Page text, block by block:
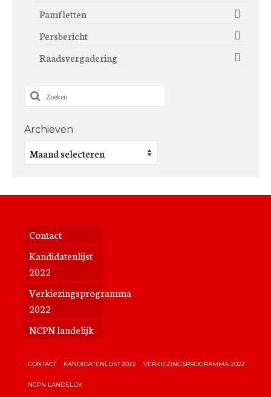
Pamfletten
Persbericht
Raadsvergadering
Zoeken
naar:
Archieven
Archieven
Contact
Kandidatenlijst
2022
Verkiezingsprogramma
2022
NCPN landelijk
CONTACT KANDIDATENLIJST 2022 VERKIEZINGSPROGRAMMA 2022
NCPN LANDELIJK